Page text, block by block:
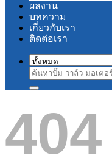
ผลงาน
บทความ
เกี่ยวกับเรา
ติดต่อเรา
ค้นหา:
404